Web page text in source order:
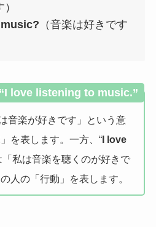
（音楽は好きです
love listening to music.”
音楽が好きです」という意
を表します。一方、“I love
「私は音楽を聴くのが好きで
人の「行動」を表します。